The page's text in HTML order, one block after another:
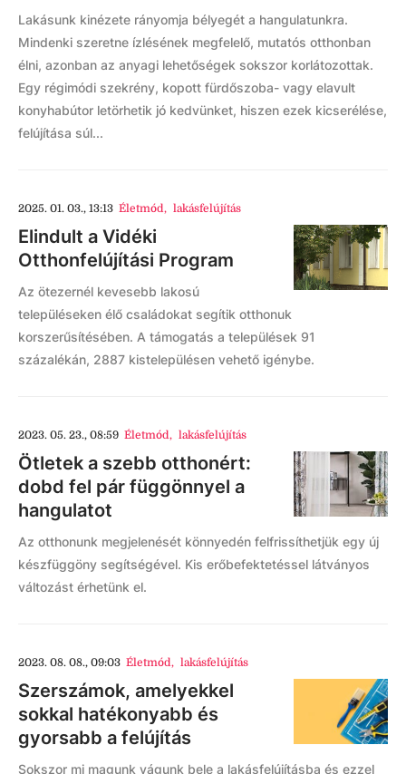
Lakásunk kinézete rányomja bélyegét a hangulatunkra.
Mindenki szeretne ízlésének megfelelő, mutatós otthonban
élni, azonban az anyagi lehetőségek sokszor korlátozottak.
Egy régimódi szekrény, kopott fürdőszoba- vagy elavult
konyhabútor letörhetik jó kedvünket, hiszen ezek kicserélése,
felújítása súl...
2025. 01. 03., 13:13 Életmód, lakásfelújítás
Elindult a Vidéki
Otthonfelújítási Program
Az ötezernél kevesebb lakosú
településeken élő családokat segítik otthonuk
korszerűsítésében. A támogatás a települések 91
százalékán, 2887 kistelepülésen vehető igénybe.
2023. 05. 23., 08:59 Életmód, lakásfelújítás
Ötletek a szebb otthonért:
dobd fel pár függönnyel a
hangulatot
Az otthonunk megjelenését könnyedén felfrissíthetjük egy új
készfüggöny segítségével. Kis erőbefektetéssel látványos
változást érhetünk el.
2023. 08. 08., 09:03 Életmód, lakásfelújítás
Szerszámok, amelyekkel
sokkal hatékonyabb és
gyorsabb a felújítás
Sokszor mi magunk vágunk bele a lakásfelújításba és ezzel